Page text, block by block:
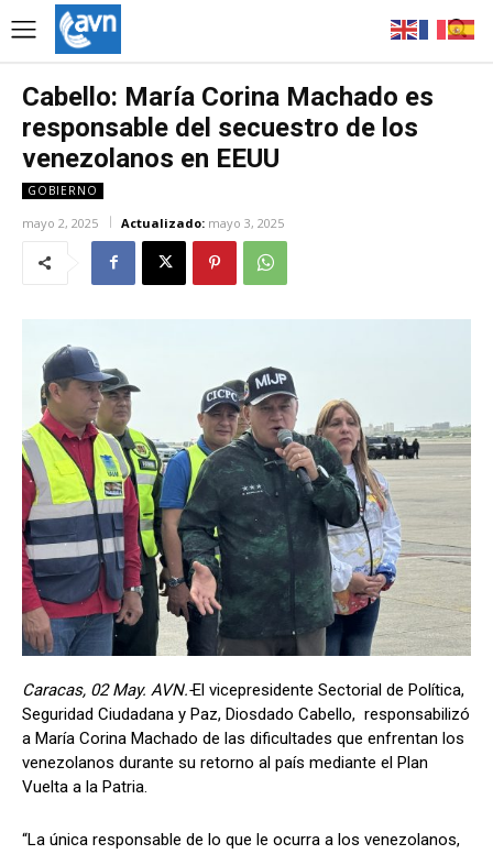
Cabello: María Corina Machado es
responsable del secuestro de los
venezolanos en EEUU
GOBIERNO
mayo 2, 2025 Actualizado: mayo 3, 2025
Caracas, 02 May. AVN.-El vicepresidente Sectorial de Política,
Seguridad Ciudadana y Paz, Diosdado Cabello, responsabilizó
a María Corina Machado de las dificultades que enfrentan los
venezolanos durante su retorno al país mediante el Plan
Vuelta a la Patria.
“La única responsable de lo que le ocurra a los venezolanos,